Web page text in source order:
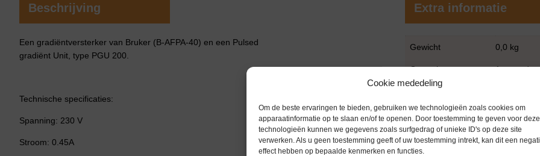
Cookie mededeling
Om de beste ervaringen te bieden, gebruiken we technologieën zoals cookies om
apparaatinformatie op te slaan en/of te openen. Door toestemming te geven voor deze
technologieën kunnen we gegevens zoals surfgedrag of unieke ID's op deze site
verwerken. Als u geen toestemming geeft of uw toestemming intrekt, kan dit een
effect hebben op bepaalde kenmerken en functies.
Beschrijving
Een gradiëntversterker van Bruker (B-AFPA-40) en een Pulsed
gradiënt Unit, type PGU 200.
Technische specificaties:
Spanning: 230 V
Stroom: 0.45A
Extra informatie
Gewicht 0,0 kg
Garantie 1 maand
Merk